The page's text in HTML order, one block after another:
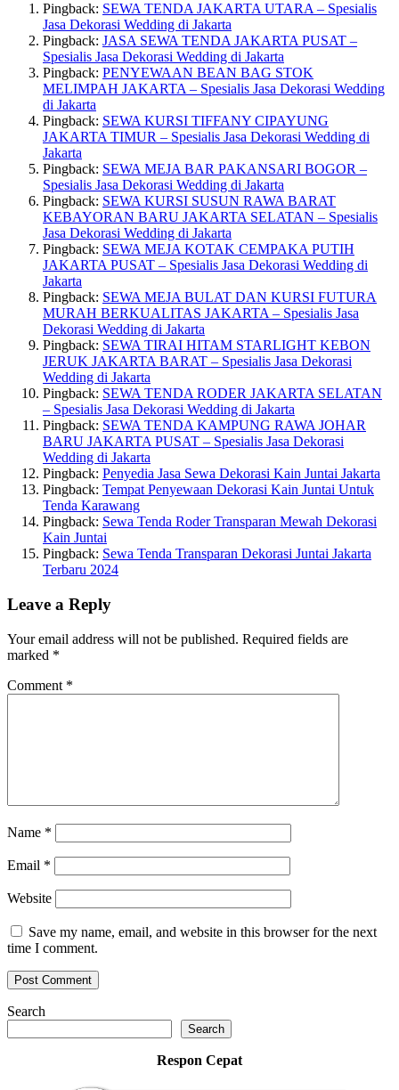
Pingback: SEWA TENDA JAKARTA UTARA – Spesialis
Jasa Dekorasi Wedding di Jakarta
Pingback: JASA SEWA TENDA JAKARTA PUSAT –
Spesialis Jasa Dekorasi Wedding di Jakarta
Pingback: PENYEWAAN BEAN BAG STOK
MELIMPAH JAKARTA – Spesialis Jasa Dekorasi Wedding
di Jakarta
Pingback: SEWA KURSI TIFFANY CIPAYUNG
JAKARTA TIMUR – Spesialis Jasa Dekorasi Wedding di
Jakarta
Pingback: SEWA MEJA BAR PAKANSARI BOGOR –
Spesialis Jasa Dekorasi Wedding di Jakarta
Pingback: SEWA KURSI SUSUN RAWA BARAT
KEBAYORAN BARU JAKARTA SELATAN – Spesialis
Jasa Dekorasi Wedding di Jakarta
Pingback: SEWA MEJA KOTAK CEMPAKA PUTIH
JAKARTA PUSAT – Spesialis Jasa Dekorasi Wedding di
Jakarta
Pingback: SEWA MEJA BULAT DAN KURSI FUTURA
MURAH BERKUALITAS JAKARTA – Spesialis Jasa
Dekorasi Wedding di Jakarta
Pingback: SEWA TIRAI HITAM STARLIGHT KEBON
JERUK JAKARTA BARAT – Spesialis Jasa Dekorasi
Wedding di Jakarta
Pingback: SEWA TENDA RODER JAKARTA SELATAN
– Spesialis Jasa Dekorasi Wedding di Jakarta
Pingback: SEWA TENDA KAMPUNG RAWA JOHAR
BARU JAKARTA PUSAT – Spesialis Jasa Dekorasi
Wedding di Jakarta
Pingback: Penyedia Jasa Sewa Dekorasi Kain Juntai Jakarta
Pingback: Tempat Penyewaan Dekorasi Kain Juntai Untuk
Tenda Karawang
Pingback: Sewa Tenda Roder Transparan Mewah Dekorasi
Kain Juntai
Pingback: Sewa Tenda Transparan Dekorasi Juntai Jakarta
Terbaru 2024
Leave a Reply
Your email address will not be published. Required fields are
marked *
Comment *
Name *
Email *
Website
Save my name, email, and website in this browser for the next
time I comment.
Search
Search
Respon Cepat